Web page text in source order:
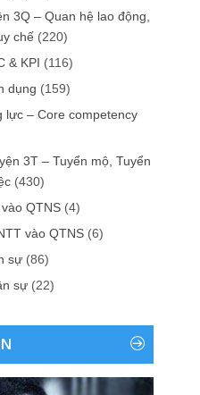
3Q – Quan hệ lao động,
chế (220)
& KPI (116)
dụng (159)
lực – Core competency
3T – Tuyển mộ, Tuyển
(430)
QTNS (4)
vào QTNS (6)
sự (86)
sự (22)